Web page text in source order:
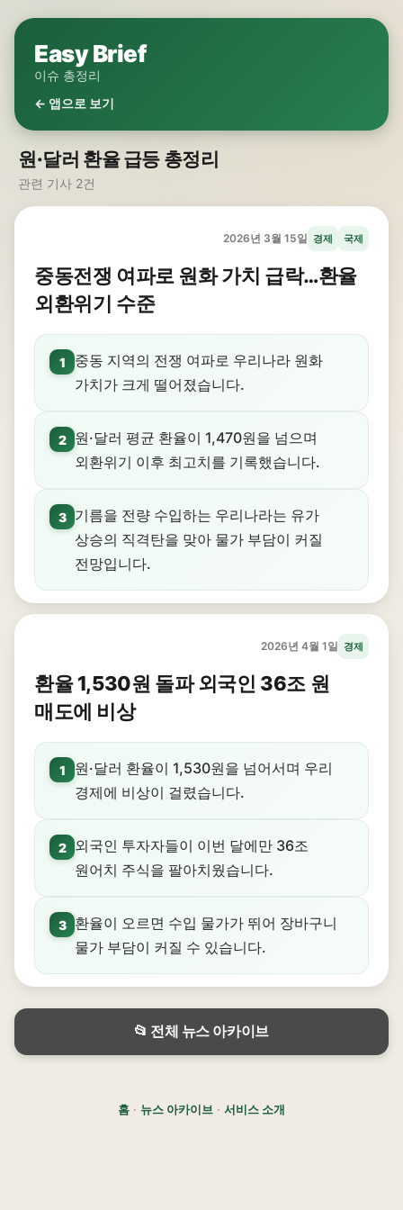
Easy Brief
이슈 총정리
← 앱으로 보기
원·달러 환율 급등 총정리
관련 기사 2건
2026년 3월 15일 경제 국제
중동전쟁 여파로 원화 가치 급락…환율
외환위기 수준
1
중동 지역의 전쟁 여파로 우리나라 원화
가치가 크게 떨어졌습니다.
2
원·달러 평균 환율이 1,470원을 넘으며
외환위기 이후 최고치를 기록했습니다.
3
기름을 전량 수입하는 우리나라는 유가
상승의 직격탄을 맞아 물가 부담이 커질
전망입니다.
2026년 4월 1일 경제
환율 1,530원 돌파 외국인 36조 원
매도에 비상
1
원·달러 환율이 1,530원을 넘어서며 우리
경제에 비상이 걸렸습니다.
2
외국인 투자자들이 이번 달에만 36조
원어치 주식을 팔아치웠습니다.
3
환율이 오르면 수입 물가가 뛰어 장바구니
물가 부담이 커질 수 있습니다.
📂 전체 뉴스 아카이브
홈 · 뉴스 아카이브 · 서비스 소개